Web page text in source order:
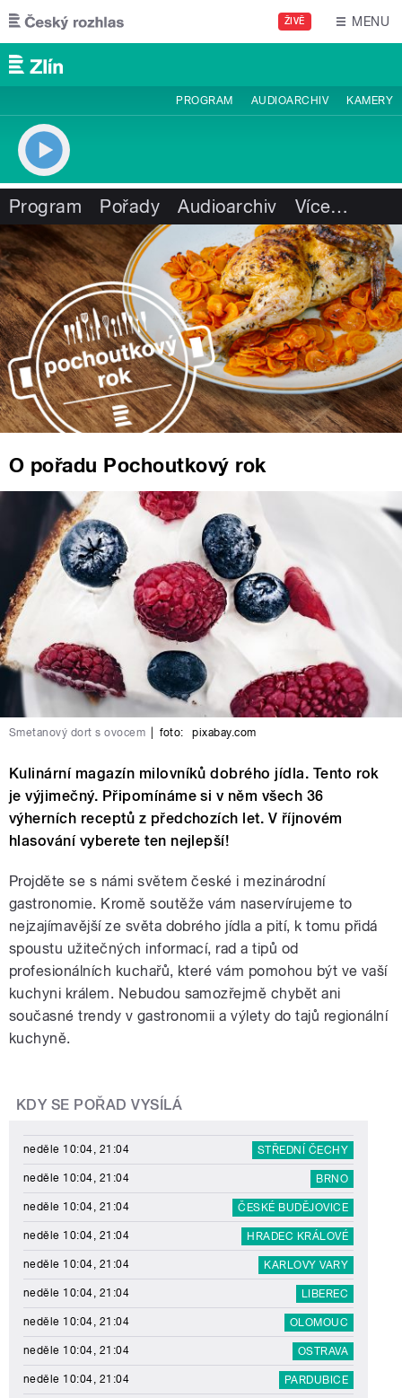
Přejít k hlavnímu obsahu
ŽIVĚ MENU
PROGRAM AUDIOARCHIV KAMERY
Program Pořady Audioarchiv Více…
O pořadu Pochoutkový rok
Smetanový dort s ovocem foto: pixabay.com
Kulinární magazín milovníků dobrého jídla. Tento rok
je výjimečný. Připomínáme si v něm všech 36
výherních receptů z předchozích let. V říjnovém
hlasování vyberete ten nejlepší!
Projděte se s námi světem české i mezinárodní
gastronomie. Kromě soutěže vám naservírujeme to
nejzajímavější ze světa dobrého jídla a pití, k tomu přidá
spoustu užitečných informací, rad a tipů od
profesionálních kuchařů, které vám pomohou být ve vaší
kuchyni králem. Nebudou samozřejmě chybět ani
současné trendy v gastronomii a výlety do tajů regionální
kuchyně.
KDY SE POŘAD VYSÍLÁ
neděle 10:04, 21:04 STŘEDNÍ ČECHY
neděle 10:04, 21:04 BRNO
neděle 10:04, 21:04 ČESKÉ BUDĚJOVICE
neděle 10:04, 21:04 HRADEC KRÁLOVÉ
neděle 10:04, 21:04 KARLOVY VARY
neděle 10:04, 21:04 LIBEREC
neděle 10:04, 21:04 OLOMOUC
neděle 10:04, 21:04 OSTRAVA
neděle 10:04, 21:04 PARDUBICE